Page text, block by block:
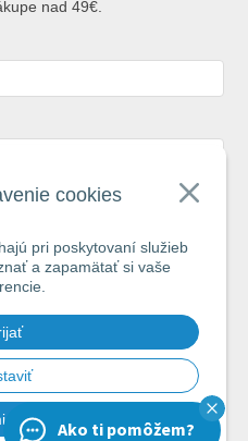
cookies
pri poskytovaní služieb
a zapamätať si vaše
nad 49€.
: 1x Rybársky Poradca a 1x
nových článkov z nášho blogu.
pre nás na 1. mieste.Zoznámte sa s
údajov
Ako ti pomôžem?